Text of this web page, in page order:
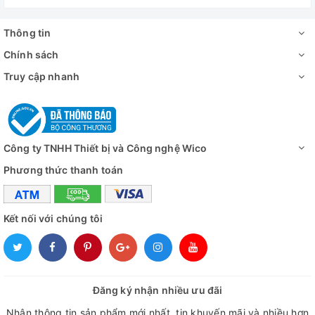
Thông tin
Chính sách
Truy cập nhanh
Công ty TNHH Thiết bị và Công nghệ Wico
Phương thức thanh toán
Kết nối với chúng tôi
Đăng ký nhận nhiều ưu đãi
Nhận thông tin sản phẩm mới nhất, tin khuyến mãi và nhiều hơn